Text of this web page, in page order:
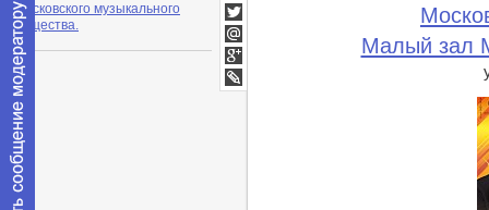
Московского музыкального
общества.
Малый зал
Facebook
Twitter
Мой
Мир
Google+
lj